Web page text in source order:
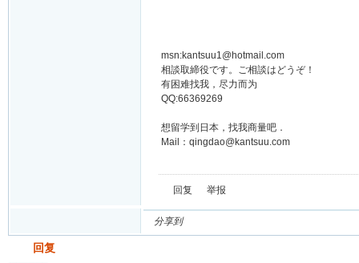
msn:kantsuu1@hotmail.com
相談取締役です。ご相談はどうぞ！
有困难找我，尽力而为
QQ:66369269
想留学到日本，找我商量吧．
Mail：qingdao@kantsuu.com
回复 举报
分享到
回复